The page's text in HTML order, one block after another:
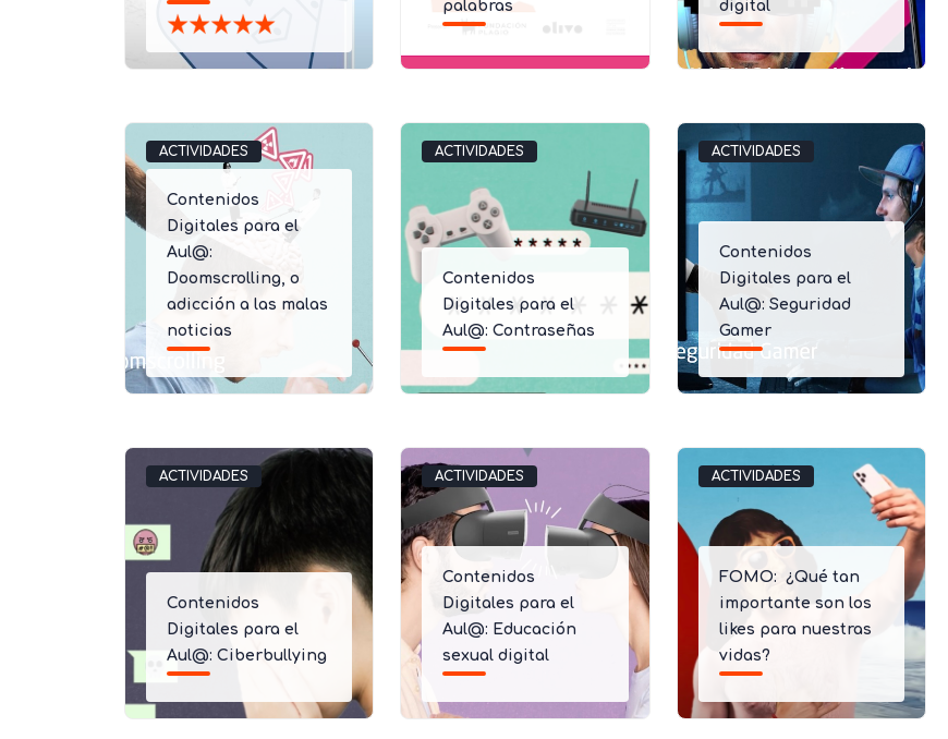
palabras
digital
ACTIVIDADES
Contenidos
Digitales para el
Aul@:
Doomscrolling, o
adicción a las malas
noticias
ACTIVIDADES
Contenidos
Digitales para el
Aul@: Contraseñas
ACTIVIDADES
Contenidos
Digitales para el
Aul@: Seguridad
Gamer
ACTIVIDADES
Contenidos
Digitales para el
Aul@: Ciberbullying
ACTIVIDADES
Contenidos
Digitales para el
Aul@: Educación
sexual digital
ACTIVIDADES
FOMO: ¿Qué tan
importante son los
likes para nuestras
vidas?